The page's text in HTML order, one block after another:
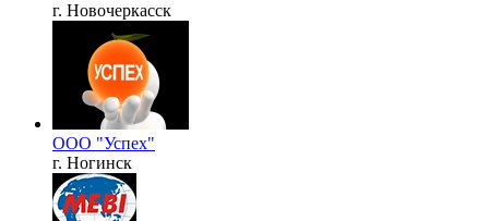
г. Новочеркасск
ООО "Успех"
г. Ногинск